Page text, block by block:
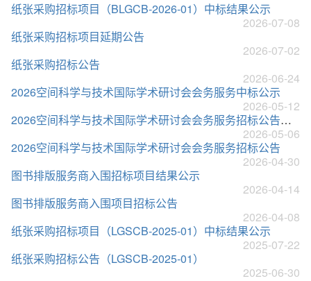
纸张采购招标项目（BLGCB-2026-01）中标结果公示
2026-07-08
纸张采购招标项目延期公告
2026-07-02
纸张采购招标公告
2026-06-24
2026空间科学与技术国际学术研讨会会务服务中标公示
2026-05-12
2026空间科学与技术国际学术研讨会会务服务招标公告（第二次）
2026-05-06
2026空间科学与技术国际学术研讨会会务服务招标公告
2026-04-30
图书排版服务商入围招标项目结果公示
2026-04-14
图书排版服务商入围项目招标公告
2026-04-08
纸张采购招标项目（LGSCB-2025-01）中标结果公示
2025-07-22
纸张采购招标公告（LGSCB-2025-01）
2025-06-30